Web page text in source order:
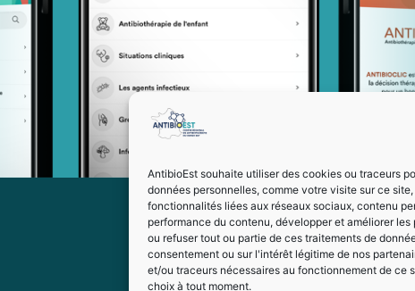
AntibioEst souhaite utiliser des cookies ou traceurs
données personnelles, comme votre visite sur ce
fonctionnalités liées aux réseaux sociaux, contenu
performance du contenu, développer et améliorer
ou refuser tout ou partie de ces traitements de
consentement ou sur l'intérêt légitime de nos
et/ou traceurs nécessaires au fonctionnement de ce
choix à tout moment.